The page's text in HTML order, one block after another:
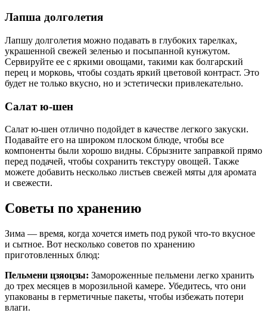
Лапша долголетия
Лапшу долголетия можно подавать в глубоких тарелках,
украшенной свежей зеленью и посыпанной кунжутом.
Сервируйте ее с яркими овощами, такими как болгарский
перец и морковь, чтобы создать яркий цветовой контраст. Это
будет не только вкусно, но и эстетически привлекательно.
Салат ю-шен
Салат ю-шен отлично подойдет в качестве легкого закуски.
Подавайте его на широком плоском блюде, чтобы все
компоненты были хорошо видны. Сбрызните заправкой прямо
перед подачей, чтобы сохранить текстуру овощей. Также
можете добавить несколько листьев свежей мяты для аромата
и свежести.
Советы по хранению
Зима — время, когда хочется иметь под рукой что-то вкусное
и сытное. Вот несколько советов по хранению
приготовленных блюд:
Пельмени цзяоцзы: Замороженные пельмени легко хранить
до трех месяцев в морозильной камере. Убедитесь, что они
упакованы в герметичные пакеты, чтобы избежать потери
влаги.